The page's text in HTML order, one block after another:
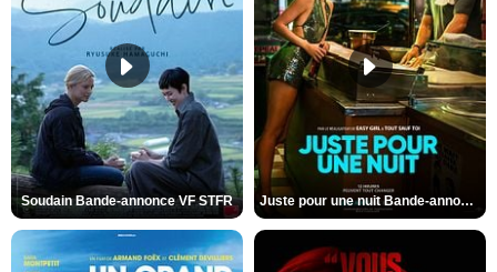
Soudain Bande-annonce VF STFR Juste pour une nuit Bande-annonce VO STFR